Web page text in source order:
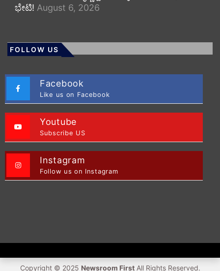
ಭೇಟಿ! August 6, 2026
FOLLOW US
Facebook
Like us on Facebook
Youtube
Subscribe US
Instagram
Follow us on Instagram
Copyright © 2025 Newsroom FirstAll Rights Reserved.